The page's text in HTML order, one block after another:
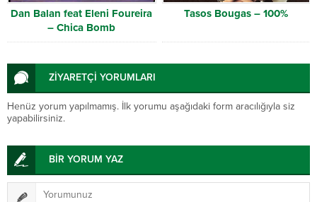
Dan Balan feat Eleni Foureira
– Chica Bomb
Tasos Bougas – 100%
ZİYARETÇİ YORUMLARI
Henüz yorum yapılmamış. İlk yorumu aşağıdaki form aracılığıyla siz
yapabilirsiniz.
BİR YORUM YAZ